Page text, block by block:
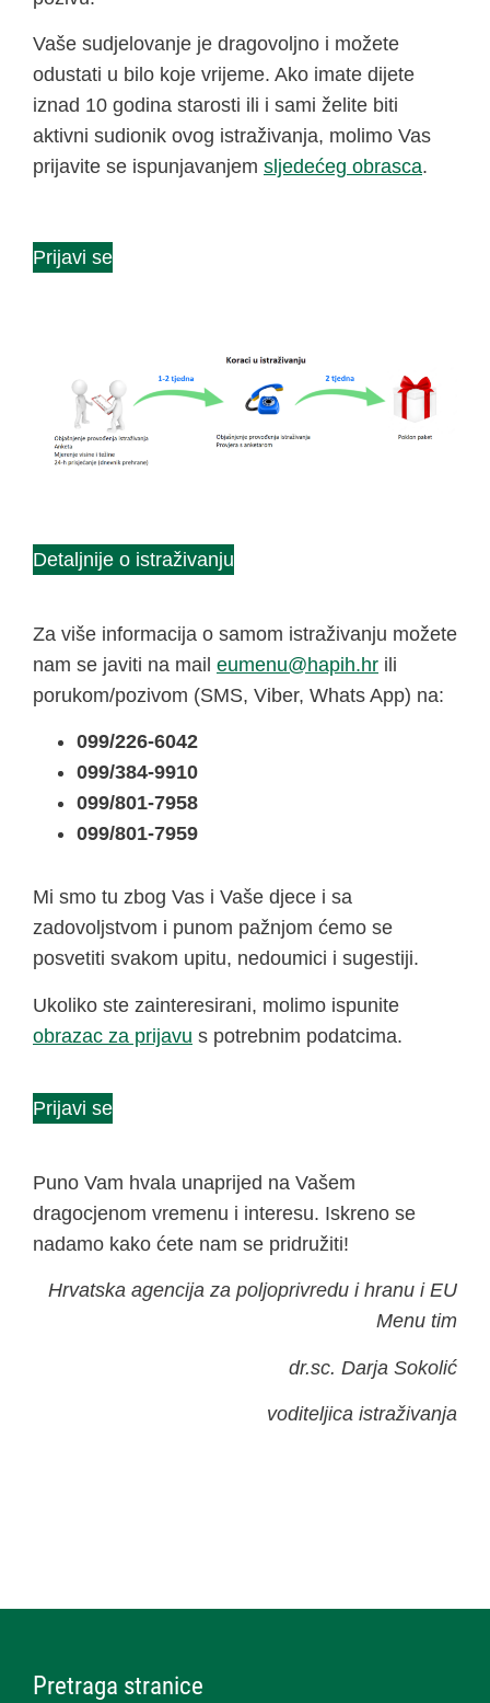
Vaše sudjelovanje je dragovoljno i možete
odustati u bilo koje vrijeme. Ako imate dijete
iznad 10 godina starosti ili i sami želite biti
aktivni sudionik ovog istraživanja, molimo Vas
prijavite se ispunjavanjem sljedećeg obrasca.
Prijavi se
Detaljnije o istraživanju
Za više informacija o samom istraživanju možete
nam se javiti na mail
rh.hipah
@unemue
ili
porukom/pozivom (SMS, Viber, Whats App) na:
099/226-6042
099/384-9910
099/801-7958
099/801-7959
Mi smo tu zbog Vas i Vaše djece i sa
zadovoljstvom i punom pažnjom ćemo se
posvetiti svakom upitu, nedoumici i sugestiji.
Ukoliko ste zainteresirani, molimo ispunite
obrazac za prijavu s potrebnim podatcima.
Prijavi se
Puno Vam hvala unaprijed na Vašem
dragocjenom vremenu i interesu. Iskreno se
nadamo kako ćete nam se pridružiti!
Hrvatska agencija za poljoprivredu i hranu i EU
Menu tim
dr.sc. Darja Sokolić
voditeljica istraživanja
Pretraga stranice